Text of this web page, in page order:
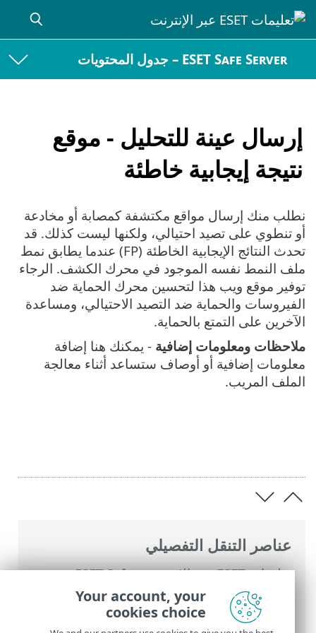
ESET Safe Server – جدول المحتويات
إرسال عينة للتحليل - موقع
نتيجة إيجابية خاطئة
عناصر التنقل التفصيلي
تعليمات ESET عبر الإنترنت >
ESET Safe
Server
>التعامل مع ESET Safe Server
الأدوات>إرسال عينة للتحليل> إرسال عينة
للتحليل - موقع نتيجة إيجابية خاطئة
نطلب منك إرسال مواقع مكتشفة كمصابة أو مخادعة
أو تنطوي على تصيد احتيالي، ولكنها ليست كذلك. قد
تحدث النتائج الإيجابية الخاطئة (FP) عندما يطابق نمط
ملف النمط نفسه الموجود في محرك الكشف. الرجاء
توفير موقع ويب هذا لتحسين محرك الحماية ضد
الفيروسات والحماية ضد التصيد الاحتيالي، ومساعدة
الآخرين على التمتع بالحماية.
ملاحظات ومعلومات إضافية - يمكنك هنا إضافة
معلومات إضافية أو أوصاف ستساعد أثناء معالجة
الملف المريب.
Your account, your
cookies choice